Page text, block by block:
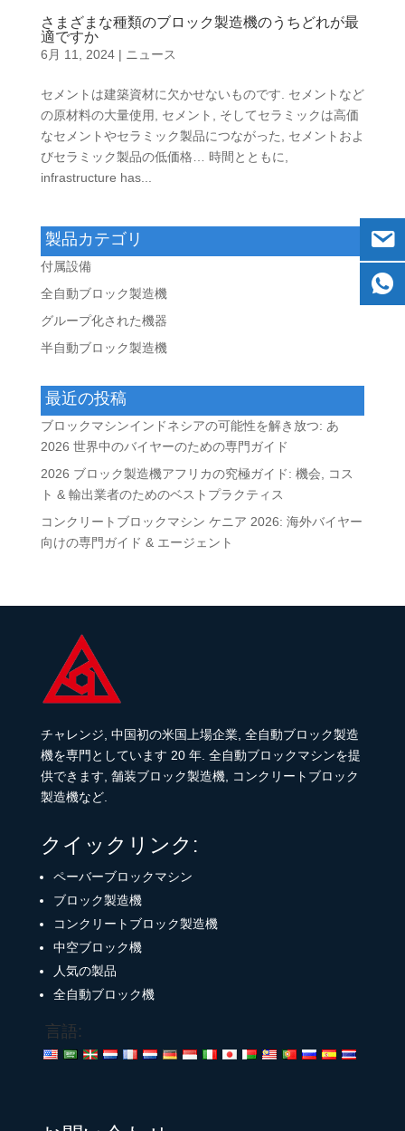
さまざまな種類のブロック製造機のうちどれが最
適ですか
6月 11, 2024| ニュース
セメントは建築資材に欠かせないものです. セメントなど
の原材料の大量使用, セメント, そしてセラミックは高価
なセメントやセラミック製品につながった, セメントおよ
びセラミック製品の低価格… 時間とともに,
infrastructure has...
製品カテゴリ
付属設備
全自動ブロック製造機
グループ化された機器
半自動ブロック製造機
最近の投稿
ブロックマシンインドネシアの可能性を解き放つ: あ
2026 世界中のバイヤーのための専門ガイド
2026 ブロック製造機アフリカの究極ガイド: 機会, コス
ト & 輸出業者のためのベストプラクティス
コンクリートブロックマシン ケニア 2026: 海外バイヤー
向けの専門ガイド & エージェント
チャレンジ, 中国初の米国上場企業, 全自動ブロック製造
機を専門としています 20 年. 全自動ブロックマシンを提
供できます, 舗装ブロック製造機, コンクリートブロック
製造機など.
クイックリンク:
ペーバーブロックマシン
ブロック製造機
コンクリートブロック製造機
中空ブロック機
人気の製品
全自動ブロック機
言語: